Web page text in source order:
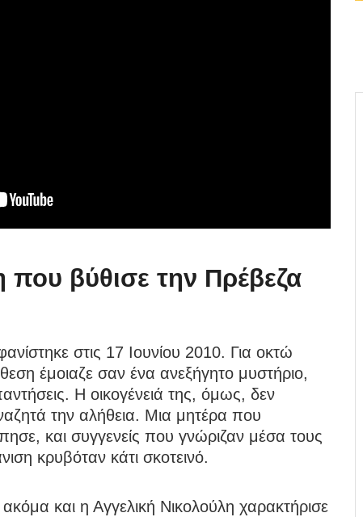
που βύθισε την Πρέβεζα
στις 17 Ιουνίου 2010. Για οκτώ
έμοιαζε σαν ένα ανεξήγητο μυστήριο,
Η οικογένειά της, όμως, δεν
την αλήθεια. Μια μητέρα που
και συγγενείς που γνώριζαν μέσα τους
κρυβόταν κάτι σκοτεινό.
και η Αγγελική Νικολούλη χαρακτήρισε